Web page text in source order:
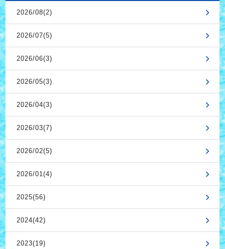
2026/08(2)
2026/07(5)
2026/06(3)
2026/05(3)
2026/04(3)
2026/03(7)
2026/02(5)
2026/01(4)
2025(56)
2024(42)
2023(19)